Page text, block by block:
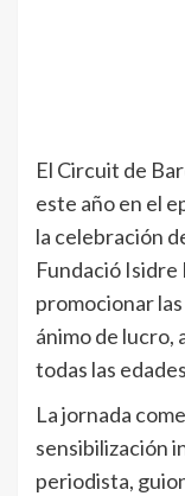
El Circuit de
este año en el
la celebración
Fundació Isidre
promocionar
ánimo de lucro,
todas las
La jornada
sensibilización
periodista,